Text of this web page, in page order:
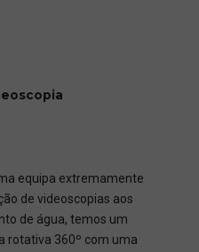
equipa extremamente
de videoscopias aos
de água, temos um
rotativa 360º com uma